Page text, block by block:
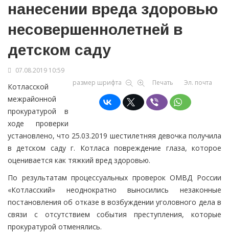
нанесении вреда здоровью
несовершеннолетней в
детском саду
07.08.2019 10:59
размер шрифта
Печать Эл. почта
Котласской
межрайонной
прокуратурой в
ходе проверки
установлено, что 25.03.2019 шестилетняя девочка получила
в детском саду г. Котласа повреждение глаза, которое
оценивается как тяжкий вред здоровью.
По результатам процессуальных проверок ОМВД России
«Котласский» неоднократно выносились незаконные
постановления об отказе в возбуждении уголовного дела в
связи с отсутствием события преступления, которые
прокуратурой отменялись.